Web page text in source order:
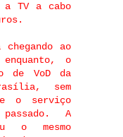
a TV a cabo
chegando ao
o
de VoD da
sem
o serviço
A
o mesmo